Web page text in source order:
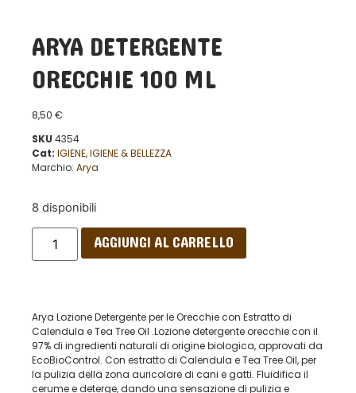
ARYA DETERGENTE
ORECCHIE 100 ML
8,50 €
SKU 4354
Cat: IGIENE,IGIENE & BELLEZZA
Marchio: Arya
8 disponibili
AGGIUNGI AL CARRELLO
Arya Lozione Detergente per le Orecchie con Estratto di
Calendula e Tea Tree Oil .Lozione detergente orecchie con il
97% di ingredienti naturali di origine biologica, approvati da
EcoBioControl. Con estratto di Calendula e Tea Tree Oil, per
la pulizia della zona auricolare di cani e gatti. Fluidifica il
cerume e deterge, dando una sensazione di pulizia e